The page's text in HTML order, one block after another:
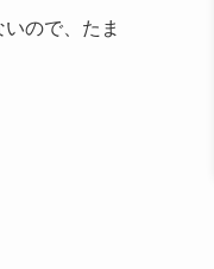
ので、たま